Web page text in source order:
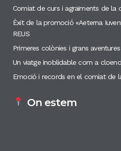
Comiat de curs i agraïments de la
Èxit de la promoció «Aeterna
REUS
Primeres colònies i grans
Un viatge inoblidable com a
Emoció i records en el comiat de
On estem